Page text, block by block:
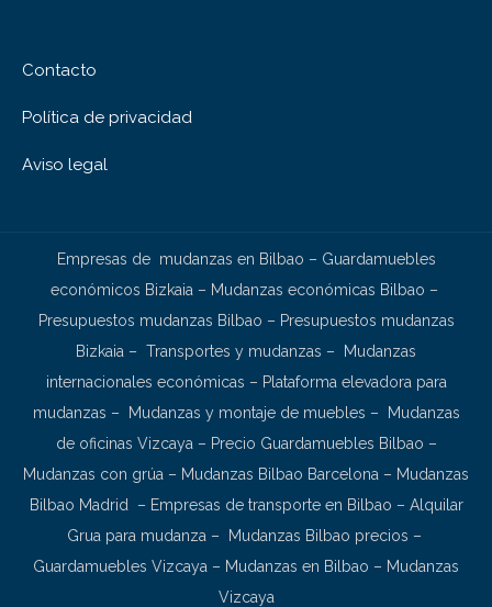
Contacto
Política de privacidad
Aviso legal
Empresas de mudanzas en Bilbao – Guardamuebles
económicos Bizkaia – Mudanzas económicas Bilbao –
Presupuestos mudanzas Bilbao – Presupuestos mudanzas
Bizkaia – Transportes y mudanzas –
Mudanzas
internacionales económicas – Plataforma elevadora para
mudanzas – Mudanzas y montaje de muebles –
Mudanzas
de oficinas Vizcaya – Precio Guardamuebles Bilbao –
Mudanzas con grúa – Mudanzas Bilbao Barcelona – Mudanzas
Bilbao Madrid – Empresas de transporte en Bilbao – Alquilar
Grua para mudanza – Mudanzas Bilbao precios –
Guardamuebles Vizcaya – Mudanzas en Bilbao – Mudanzas
Vizcaya